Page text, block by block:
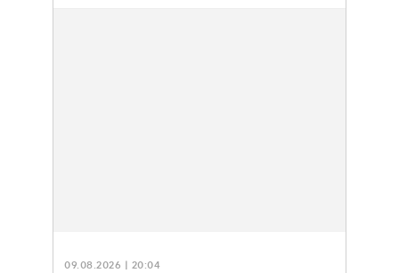
09.08.2026 | 20:04